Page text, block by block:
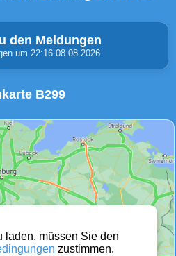
den Meldungen
um 22:16 08.08.2026
Stau
(0)
Sperrungen
B299
laden, müssen Sie den
zustimmen.